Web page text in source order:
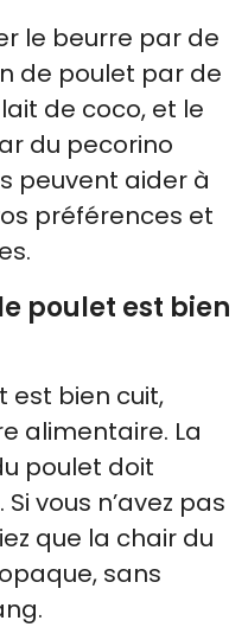
le beurre par de
de poulet par de
de coco, et le
du pecorino
peuvent aider à
préférences et
poulet est bien
est bien cuit,
alimentaire. La
poulet doit
vous n’avez pas
que la chair du
sans